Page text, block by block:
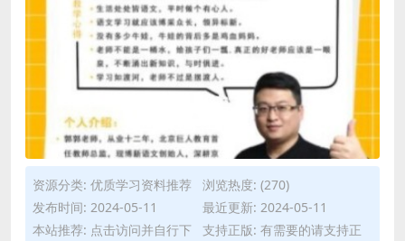
资源分类: 优质学习资料推荐
浏览热度: (270)
发布时间: 2024-05-11
最近更新: 2024-05-11
本站推荐: 点击访问并自行下
支持正版: 有需要的请支持正